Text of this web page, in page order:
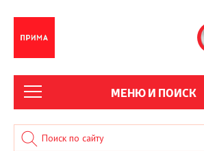
МЕНЮ И ПОИСК